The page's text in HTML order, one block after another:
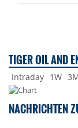
TIGER OIL AND
Intraday 1W
NACHRICHTEN